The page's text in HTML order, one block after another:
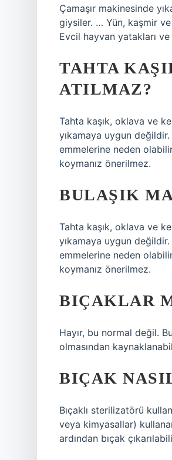
Çamaşır makinesinde
giysiler. … Yün, kaşmir
Evcil hayvan yatakları
TAHTA
ATILMAZ?
Tahta kaşık, oklava ve
yıkamaya uygun değildir.
emmelerine neden
koymanız önerilmez.
BULAŞIK
Tahta kaşık, oklava ve
yıkamaya uygun değildir.
emmelerine neden
koymanız önerilmez.
BIÇAKLAR
Hayır, bu normal değil.
olmasından
BIÇAK
Bıçaklı sterilizatörü
veya kimyasallar)
ardından bıçak